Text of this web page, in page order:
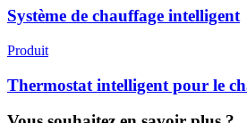
Système de chauffage intelligent
Produit
Thermostat intelligent pour le